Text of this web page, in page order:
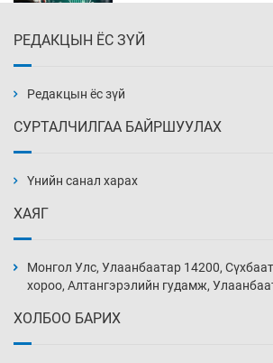
3 цаг 31 мин
4 цаг 1 мин
дарамтад оров
19 цаг 31 мин
РЕДАКЦЫН ЁС ЗҮЙ
Редакцын ёс зүй
СУРТАЛЧИЛГАА БАЙРШУУЛАХ
Үнийн санал харах
ХАЯГ
Монгол Улс, Улаанбаатар 14200,
хороо, Алтангэрэлийн гудамж,
ХОЛБОО БАРИХ